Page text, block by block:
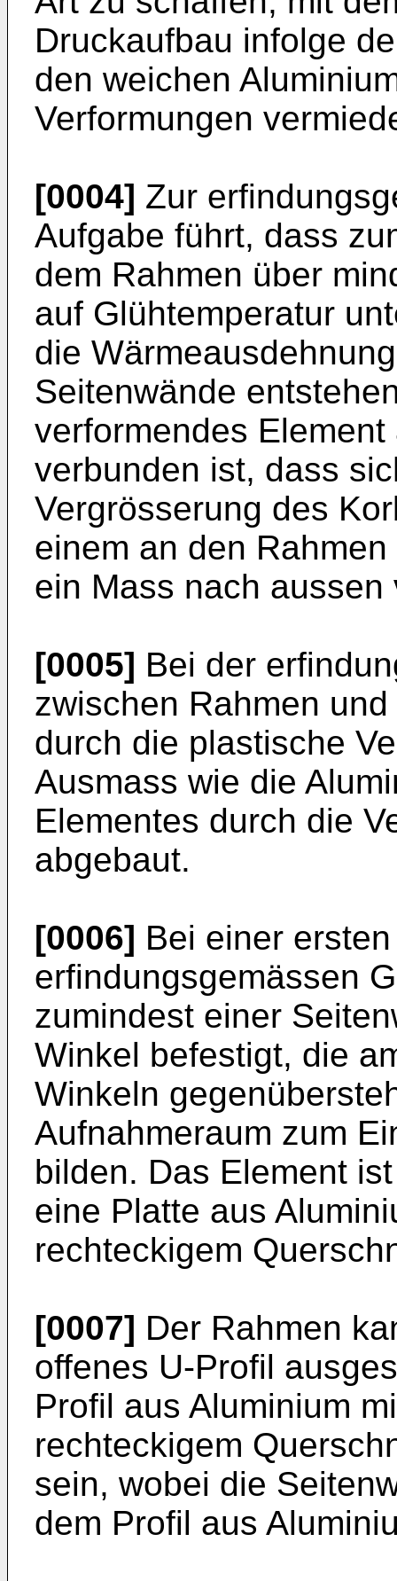
Druckaufbau infolge
den weichen
Verformungen
[0004] Zur
Aufgabe führt, dass
dem Rahmen über
auf Glühtemperatur
die
Seitenwände
verformendes
verbunden ist, dass
Vergrösserung des
einem an den
ein Mass nach aussen
[0005] Bei der
zwischen Rahmen
durch die plastische
Ausmass wie die
Elementes durch die
abgebaut.
[0006] Bei einer
erfindungsgemässen
zumindest einer
Winkel befestigt, die
Winkeln
Aufnahmeraum zum
bilden. Das Element
eine Platte aus
rechteckigem
[0007] Der Rahmen
offenes U-Profil
Profil aus Aluminium
rechteckigem
sein, wobei die
dem Profil aus